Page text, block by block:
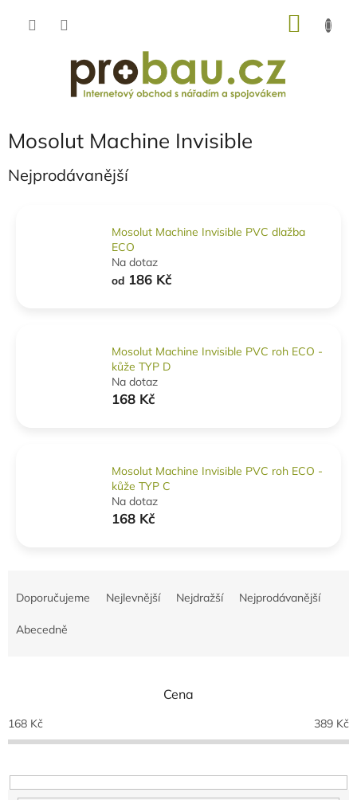
Mosolut Machine Invisible
Nejprodávanější
Mosolut Machine Invisible PVC dlažba
ECO
Na dotaz
od 186 Kč
Mosolut Machine Invisible PVC roh ECO -
kůže TYP D
Na dotaz
168 Kč
Mosolut Machine Invisible PVC roh ECO -
kůže TYP C
Na dotaz
168 Kč
o
d
k
t
Doporučujeme Nejlevnější Nejdražší Nejprodávanější
Abecedně
Cena
168 Kč 389 Kč